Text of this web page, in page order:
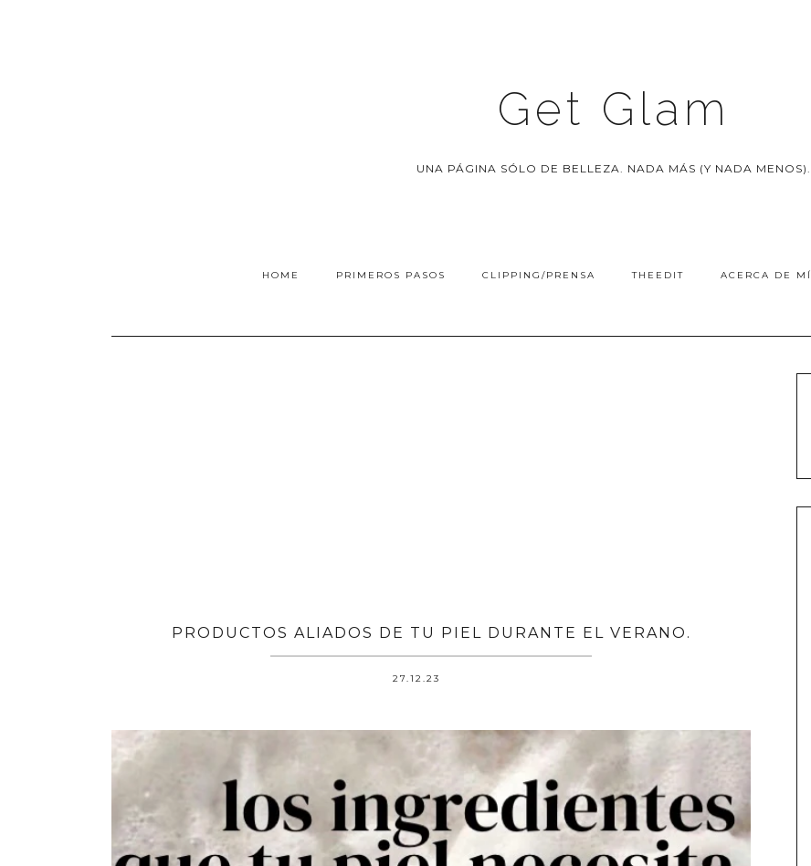
Get Glam
UNA PÁGINA SÓLO DE BELLEZA. NADA MÁS (Y NADA MENOS).
HOME PRIMEROS PASOS CLIPPING/PRENSA THEEDIT ACERCA DE MÍ
PRODUCTOS ALIADOS DE TU PIEL DURANTE EL VERANO.
27.12.23